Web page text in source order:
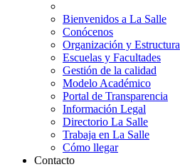
Bienvenidos a La Salle
Conócenos
Organización y Estructura
Escuelas y Facultades
Gestión de la calidad
Modelo Académico
Portal de Transparencia
Información Legal
Directorio La Salle
Trabaja en La Salle
Cómo llegar
Contacto